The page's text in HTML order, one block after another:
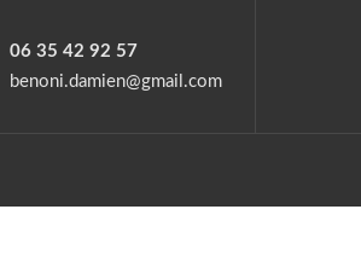
06 35 42 92 57
benoni.damien@gmail.com